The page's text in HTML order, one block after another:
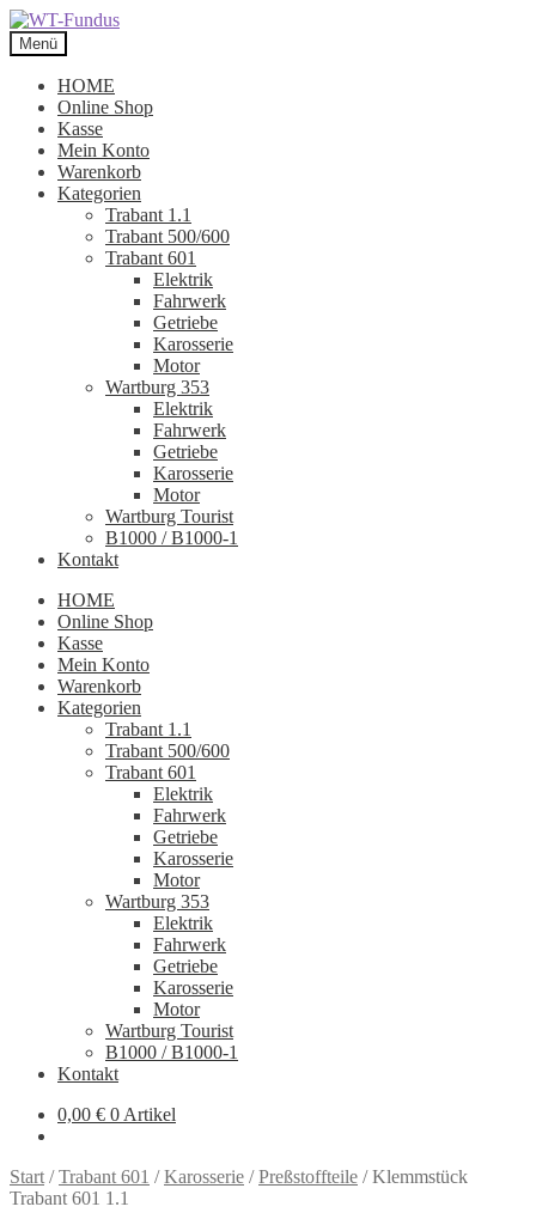
Zur
Navigation
springen
Zum
Inhalt
springen
Menü
HOME
Online Shop
Kasse
Mein Konto
Warenkorb
Kategorien
Trabant 1.1
Trabant 500/600
Trabant 601
Elektrik
Fahrwerk
Getriebe
Karosserie
Motor
Wartburg 353
Elektrik
Fahrwerk
Getriebe
Karosserie
Motor
Wartburg Tourist
B1000 / B1000-1
Kontakt
HOME
Online Shop
Kasse
Mein Konto
Warenkorb
Kategorien
Trabant 1.1
Trabant 500/600
Trabant 601
Elektrik
Fahrwerk
Getriebe
Karosserie
Motor
Wartburg 353
Elektrik
Fahrwerk
Getriebe
Karosserie
Motor
Wartburg Tourist
B1000 / B1000-1
Kontakt
0,00 € 0 Artikel
Start /Trabant 601 /Karosserie /Preßstoffteile /Klemmstück
Trabant 601 1.1